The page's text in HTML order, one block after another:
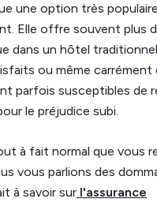
une option très
Elle offre souvent plus
dans un hôtel
ou même carrément
parfois susceptibles de
le préjudice subi.
à fait normal que vous
vous parlions des
à savoir sur l'assurance